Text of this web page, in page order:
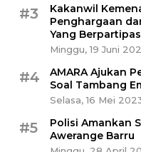
#3
Kakanwil
Penghargaan
Yang
Minggu, 19 Juni
#4
AMARA Ajukan
Soal Tambang
Selasa, 16 Mei
#5
Polisi Amankan
Awerange Barru